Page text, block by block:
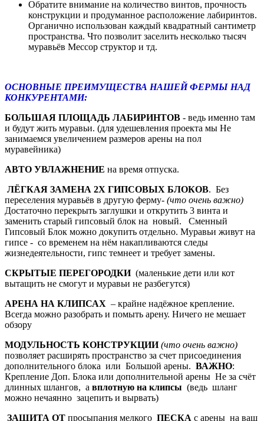
Обратите внимание на количество винтов, прочность
конструкции и продуманное расположение лабиринтов.
Органично использован каждый квадратный сантиметр
пространства. Что позволит заселить несколько тысяч
муравьёв Мессор структор и тд.
ОСНОВНЫЕ ПРЕИМУЩЕСТВА НАШЕЙ ФЕРМЫ НАД
КОНКУРЕНТАМИ:
БОЛЬШАЯ ПЛОЩАДЬ ЛАБИРИНТОВ - ведь именно там
и будут жить муравьи. (для удешевления проекта мы Не
занимаемся увеличением размеров арены на пол
муравейника)
АВТО УВЛАЖНЕНИЕ на время отпуска.
ЛЁГКАЯ ЗАМЕНА 2Х ГИПСОВЫХ БЛОКОВ. Без
переселения муравьёв в другую ферму- (что очень важно)
Достаточно перекрыть заглушки и открутить 3 винта и
заменить старый гипсовый блок на новый. Сменный
Гипсовый Блок можно докупить отдельно. Муравьи живут на
гипсе - со временем на нём накапливаются следы
жизнедеятельности, гипс темнеет и требует замены.
СКРЫТЫЕ ПЕРЕГОРОДКИ(маленькие дети или кот
вытащить не смогут и муравьи не разбегутся)
АРЕНА НА КЛИПСАХ – крайне надёжное крепление.
Всегда можно разобрать и помыть арену. Ничего не мешает
обзору
МОДУЛЬНОСТЬ КОНСТРУКЦИИ (что очень важно)
позволяет расширять пространство за счет присоединения
дополнительного блока или Большой арены. ВАЖНО:
Крепление Доп. Блока или дополнительной арены Не за счёт
длинных шлангов, а вплотную на клипсы (ведь шланг
можно нечаянно зацепить и вырвать)
ЗАЩИТА ОТ просыпания мелкого ПЕСКА с арены на ваш